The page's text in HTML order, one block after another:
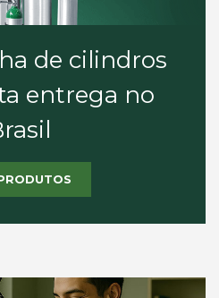
de cilindros
entrega no